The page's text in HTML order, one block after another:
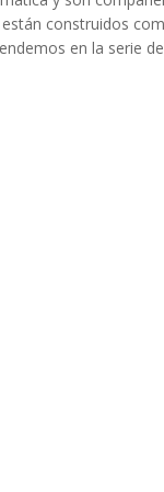
construidos
en la serie